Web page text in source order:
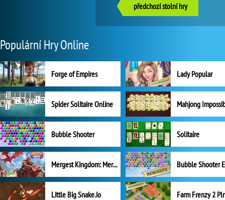
předchozí stolní hry
Populární Hry Online
Forge of Empires Lady Popular
Spider Solitaire Online Mahjong
Bubble Shooter Solitaire
Mergest Kingdom: Merge Puzzle
Little Big Snake.io